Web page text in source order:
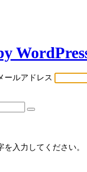
ールアドレス
を入力してください。